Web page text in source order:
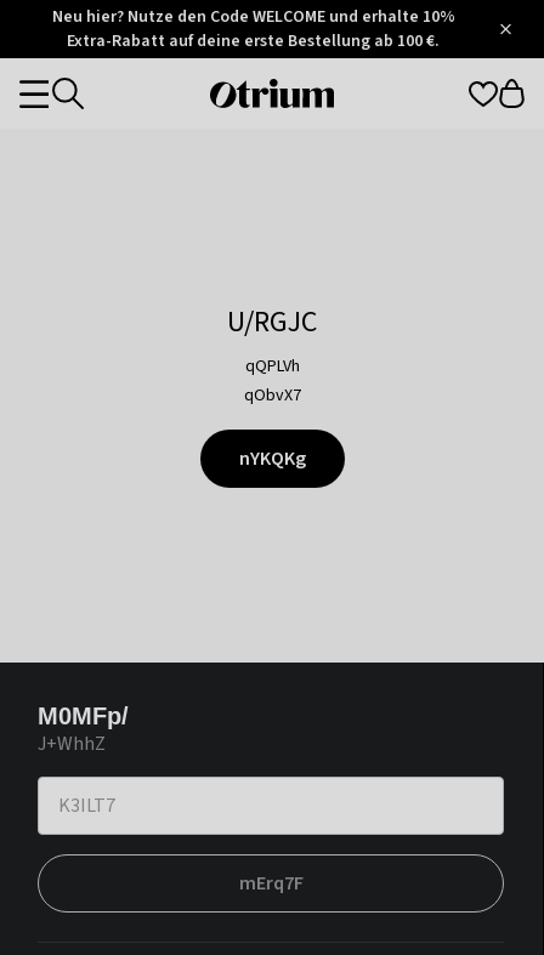
Otrium
Trustpilot
Neu hier? Nutze den Code WELCOME und erhalte 10%
Extra-Rabatt auf deine erste Bestellung ab 100 €.
Otrium
Categories
U/RGJC
qQPLVh
qObvX7
nYKQKg
M0MFp/
J+WhhZ
mErq7F